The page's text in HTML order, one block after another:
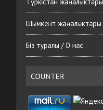
Шымкент жаңалыктары
Біз туралы / О нас
COUNTER